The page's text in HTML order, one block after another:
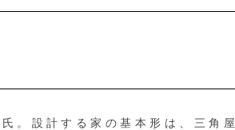
。設計する家の基本形は、三角屋